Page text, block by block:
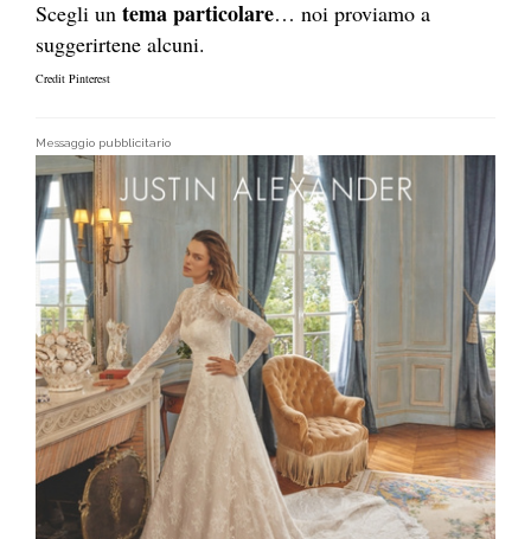
Scegli un tema particolare… noi proviamo a
suggerirtene alcuni.
Credit Pinterest
Messaggio pubblicitario